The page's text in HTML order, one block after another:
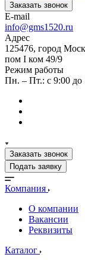
Заказать звонок
E-mail
info@gms1520.ru
Адрес
125476, город
пом I ком 49/9
Режим работы
Пн. – Пт.: с 9:00 до
Заказать звонок
Подать заявку
Компания
О компании
Вакансии
Реквизиты
Каталог